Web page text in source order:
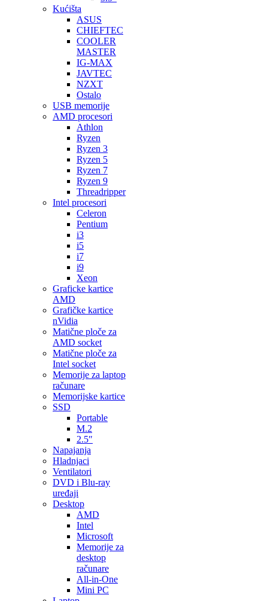
Kućišta
ASUS
CHIEFTEC
COOLER
MASTER
IG-MAX
JAVTEC
NZXT
Ostalo
USB memorije
AMD procesori
Athlon
Ryzen
Ryzen 3
Ryzen 5
Ryzen 7
Ryzen 9
Threadripper
Intel procesori
Celeron
Pentium
i3
i5
i7
i9
Xeon
Graficke kartice
AMD
Grafičke kartice
nVidia
Matične ploče za
AMD socket
Matične ploče za
Intel socket
Memorije za laptop
računare
Memorijske kartice
SSD
Portable
M.2
2.5″
Napajanja
Hladnjaci
Ventilatori
DVD i Blu-ray
uređaji
Desktop
AMD
Intel
Microsoft
Memorije za
desktop
računare
All-in-One
Mini PC